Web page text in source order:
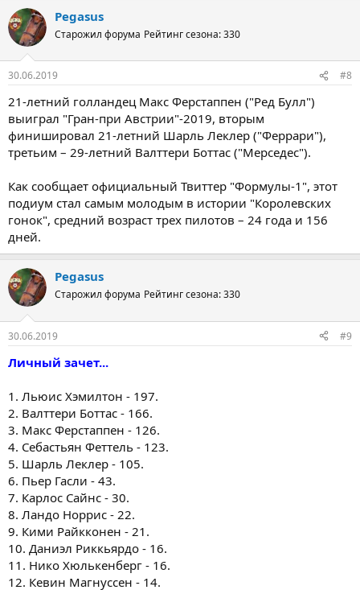
Pegasus
Старожил форума Рейтинг сезона: 330
30.06.2019 #8
21-летний голландец Макс Ферстаппен ("Ред Булл")
выиграл "Гран-при Австрии"-2019, вторым
финишировал 21-летний Шарль Леклер ("Феррари"),
третьим – 29-летний Валттери Боттас ("Мерседес").
Как сообщает официальный Твиттер "Формулы-1", этот
подиум стал самым молодым в истории "Королевских
гонок", средний возраст трех пилотов – 24 года и 156
дней.
Pegasus
Старожил форума Рейтинг сезона: 330
30.06.2019 #9
Личный зачет...
1. Льюис Хэмилтон - 197.
2. Валттери Боттас - 166.
3. Макс Ферстаппен - 126.
4. Себастьян Феттель - 123.
5. Шарль Леклер - 105.
6. Пьер Гасли - 43.
7. Карлос Сайнс - 30.
8. Ландо Норрис - 22.
9. Кими Райкконен - 21.
10. Даниэл Риккьярдо - 16.
11. Нико Хюлькенберг - 16.
12. Кевин Магнуссен - 14.